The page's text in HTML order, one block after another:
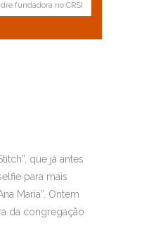
fundadora no CRSI
que já antes
para mais
Maria”. Ontem
da congregação